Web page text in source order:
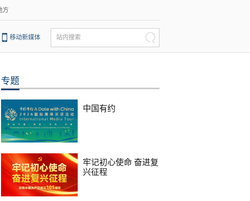
方
移动新媒体 站内搜索
专题
中国有约
牢记初心使命 奋进复
兴征程